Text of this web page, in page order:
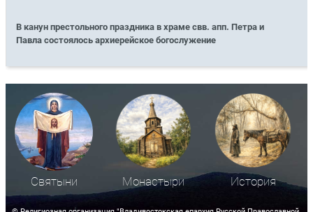
В канун престольного праздника в храме свв. апп. Петра и
Павла состоялось архиерейское богослужение
Святыни Монастыри История